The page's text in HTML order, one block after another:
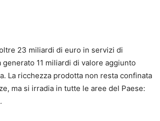
23 miliardi di euro in servizi di
11 miliardi di valore aggiunto
La ricchezza prodotta non resta confinata
ma si irradia in tutte le aree del Paese: